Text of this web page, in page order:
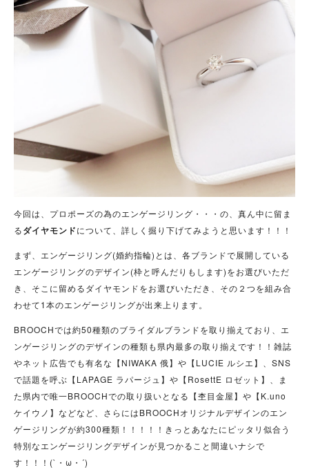
今回は、プロポーズの為のエンゲージリング・・・の、真ん中に留ま
るダイヤモンドについて、詳しく掘り下げてみようと思います！！！
まず、エンゲージリング(婚約指輪)とは、各ブランドで展開している
エンゲージリングのデザイン(枠と呼んだりもします)をお選びいただ
き、そこに留めるダイヤモンドをお選びいただき、その２つを組み合
わせて1本のエンゲージリングが出来上ります。
BROOCHでは約50種類のブライダルブランドを取り揃えており、エ
ンゲージリングのデザインの種類も県内最多の取り揃えです！！雑誌
やネット広告でも有名な【NIWAKA 俄】や【LUCIE ルシエ】、SNS
で話題を呼ぶ【LAPAGE ラパージュ】や【RosettE ロゼット】、ま
た県内で唯一BROOCHでの取り扱いとなる【杢目金屋】や【K.uno
ケイウノ】などなど、さらにはBROOCHオリジナルデザインのエン
ゲージリングが約300種類！！！！！きっとあなたにピッタリ似合う
特別なエンゲージリングデザインが見つかること間違いナシで
す！！！(`・ω・´)